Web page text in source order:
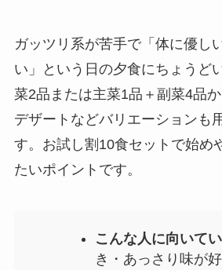
ガッツリ系が苦手で「体に優し
い」という日の夕食にちょうど
菜2品または主菜1品＋副菜4品
デザートなどバリエーションも
す。お試し割10食セットで始め
たいポイントです。
こんな人に向いてい
き・あっさり味が